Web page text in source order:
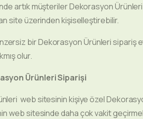
artık müşteriler Dekorasyon Ürünleri
site üzerinden kişiselleştirebilir.
bir Dekorasyon Ürünleri sipariş
olur.
ÜrünleriSiparişi
web sitesinin kişiye özel
web sitesinde daha çok vakit